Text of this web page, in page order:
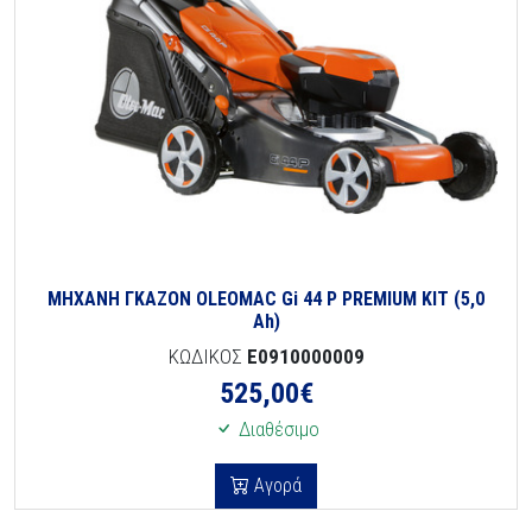
ΜΗΧΑΝΗ ΓΚΑΖΟΝ OLEOMAC Gi 44 P PREMIUM KIT (5,0
Ah)
ΚΩΔΙΚΟΣ E0910000009
525,00€
Διαθέσιμο
Αγορά